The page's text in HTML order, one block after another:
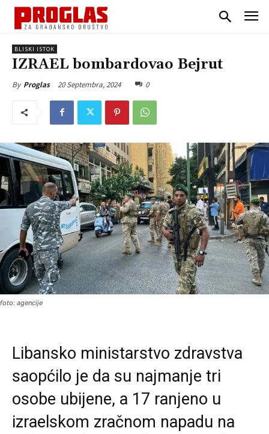
BLISKI ISTOK
IZRAEL bombardovao Bejrut
By Proglas 20 Septembra, 2024 0
foto: agencije
Libansko ministarstvo zdravstva
saopćilo je da su najmanje tri
osobe ubijene, a 17 ranjeno u
izraelskom zračnom napadu na